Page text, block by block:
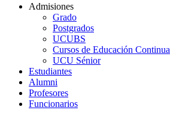
Admisiones
Grado
Postgrados
UCUBS
Cursos de Educación Continua
UCU Sénior
Estudiantes
Alumni
Profesores
Funcionarios